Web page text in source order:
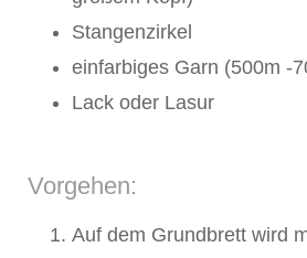
Stangenzirkel
einfarbiges Garn (500m -
Lack oder Lasur
Vorgehen:
Auf dem Grundbrett wird